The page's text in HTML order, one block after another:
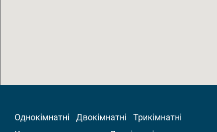
Однокімнатні Двокімнатні
Трикімнатні